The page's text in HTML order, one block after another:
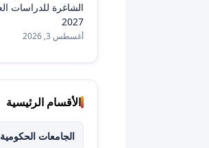
2027
أغسطس 3, 2026
الأقسام الرئيسية
الجامعات الحكومية